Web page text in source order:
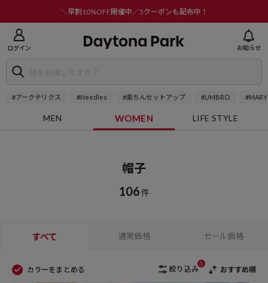
＼早割10%OFF開催中／5クーポンも配布中！
ログイン お知らせ
#アークテリクス #Needles #楽ちんセットアップ #UMBRO
MEN WOMEN LIFE STYLE
帽子
106件
すべて 通常価格 セール価格
カラーをまとめる 絞り込み
3
おすすめ順